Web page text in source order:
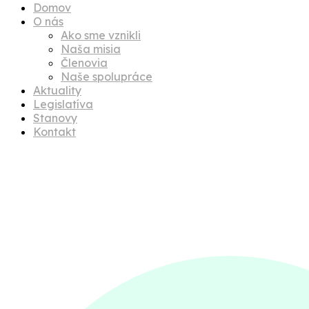
Domov
O nás
Ako sme vznikli
Naša misia
Členovia
Naše spolupráce
Aktuality
Legislatíva
Stanovy
Kontakt